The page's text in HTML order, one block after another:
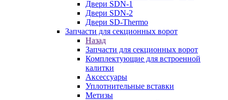
Двери SDN-1
Двери SDN-2
Двери SD-Thermo
Запчасти для секционных ворот
Назад
Запчасти для секционных ворот
Комплектующие для встроенной
калитки
Аксессуары
Уплотнительные вставки
Метизы